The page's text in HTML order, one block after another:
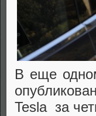
В еще
Tesla за